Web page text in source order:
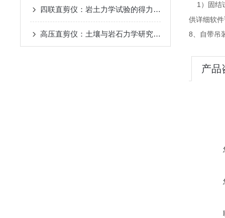
四联直剪仪：岩土力学试验的得力助手
高压直剪仪：土壤与岩石力学研究中的核心工具
1）固结
供详细软
8、自带吊
产品